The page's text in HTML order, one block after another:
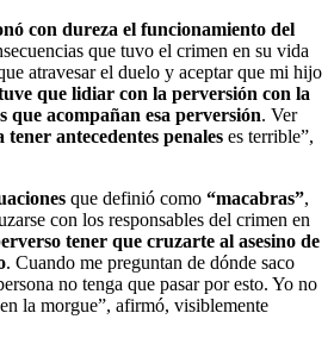
con dureza el funcionamiento del
que tuvo el crimen en su vida
atravesar el duelo y aceptar que mi hijo
que lidiar con la perversión con la
que acompañan esa perversión. Ver
tener antecedentes penales es terrible”,
que definió como “macabras”,
con los responsables del crimen en
tener que cruzarte al asesino de
. Cuando me preguntan de dónde saco
no tenga que pasar por esto. Yo no
la morgue”, afirmó, visiblemente